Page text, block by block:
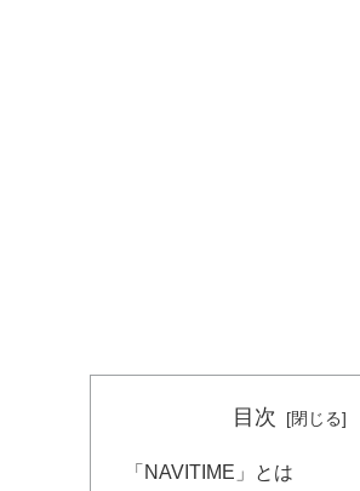
目次
「NAVITIME」とは